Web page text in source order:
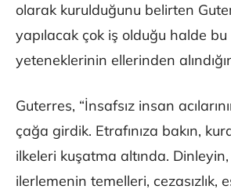
olarak kurulduğunu belirten
yapılacak çok iş olduğu halde
yeteneklerinin ellerinden
Guterres, “İnsafsız insan
çağa girdik. Etrafınıza bakın,
ilkeleri kuşatma altında. Dinleyin,
ilerlemenin temelleri, cezasızlık,